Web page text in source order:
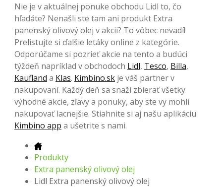
Nie je v aktuálnej ponuke obchodu Lidl to, čo
hľadáte? Nenašli ste tam ani produkt Extra
panenský olivový olej v akcii? To vôbec nevadí!
Prelistujte si ďalšie letáky online z kategórie.
Odporúčame si pozrieť akcie na tento a budúci
týždeň napríklad v obchodoch Lidl, Tesco, Billa,
Kaufland a Klas. Kimbino.sk je váš partner v
nakupovaní. Každý deň sa snaží zbierať všetky
výhodné akcie, zľavy a ponuky, aby ste vy mohli
nakupovať lacnejšie. Stiahnite si aj našu aplikáciu
Kimbino app a ušetrite s nami.
Produkty
Extra panenský olivový olej
Lidl Extra panenský olivový olej